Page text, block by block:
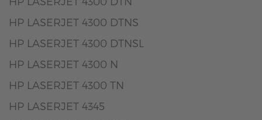
HP LASERJET 4300 DTNS
HP LASERJET 4300 DTNSL
HP LASERJET 4300 N
HP LASERJET 4300 TN
HP LASERJET 4345